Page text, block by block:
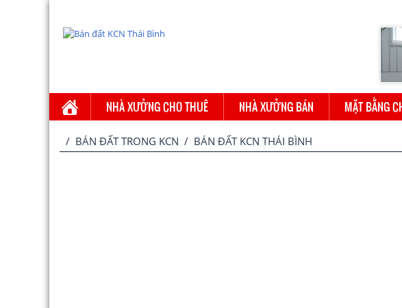
NHÀ XƯỞNG CHO THUÊ NHÀ XƯỞNG BÁN MẶT BẰNG
/ BÁN ĐẤT TRONG KCN / BÁN ĐẤT KCN THÁI BÌNH